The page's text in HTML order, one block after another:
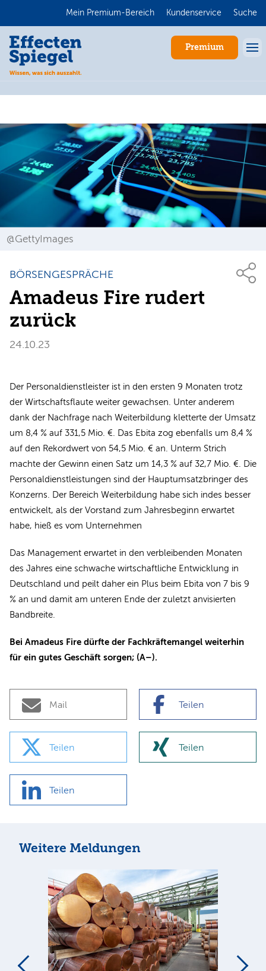
Mein Premium-Bereich Kundenservice Suche
Premium
@GettyImages
BÖRSENGESPRÄCHE
Amadeus Fire rudert
zurück
24.10.23
Der Personaldienstleister ist in den ersten 9 Monaten trotz
der Wirtschaftsflaute weiter gewachsen. Unter anderem
dank der Nachfrage nach Weiterbildung kletterte der Umsatz
um 8,4 % auf 331,5 Mio. €. Das Ebita zog ebenfalls um 8,4 %
auf den Rekordwert von 54,5 Mio. € an. Unterm Strich
machte der Gewinn einen Satz um 14,3 % auf 32,7 Mio. €. Die
Personaldienstleistungen sind der Hauptumsatzbringer des
Konzerns. Der Bereich Weiterbildung habe sich indes besser
entwickelt, als der Vorstand zum Jahresbeginn erwartet
habe, hieß es vom Unternehmen
Das Management erwartet in den verbleibenden Monaten
des Jahres eine schwache wirtschaftliche Entwicklung in
Deutschland und peilt daher ein Plus beim Ebita von 7 bis 9
% an und damit am unteren Ende der zuletzt anvisierten
Bandbreite.
Bei Amadeus Fire dürfte der Fachkräftemangel weiterhin
für ein gutes Geschäft sorgen; (A–).
Mail Teilen
Teilen Teilen
Teilen
Weitere Meldungen
Anmelden